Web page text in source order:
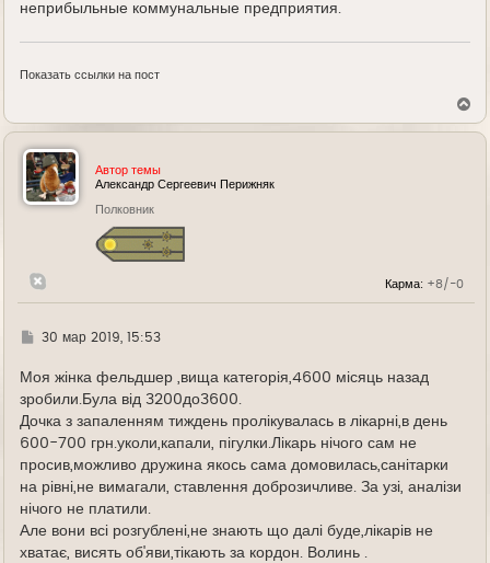
неприбыльные коммунальные предприятия.
Показать ссылки на пост
р
а
Автор темы
Александр Сергеевич Перижняк
Полковник
Карма: +8/-0
Г30 мар 2019, 15:53
Моя жінка фельдшер ,вища категорія,4600 місяць назад
зробили.Була від 3200до3600.
Дочка з запаленням тиждень пролікувалась в лікарні,в день
600-700 грн.уколи,капали, пігулки.Лікарь нічого сам не
просив,можливо дружина якось сама домовилась,санітарки
на рівні,не вимагали, ставлення доброзичливе. За узі, аналізи
нічого не платили.
Але вони всі розгублені,не знають що далі буде,лікарів не
хватає, висять об'яви,тікають за кордон. Волинь .